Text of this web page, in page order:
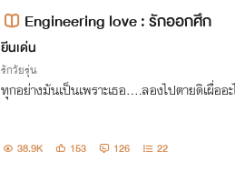
Engineering love : รักออกศึก
ยีนเด่น
รักวัยรุ่น
ทุกอย่างมันเป็นเพราะเธอ….ลองไปตายดิเผื่ออะ
38.9K 153 126 22